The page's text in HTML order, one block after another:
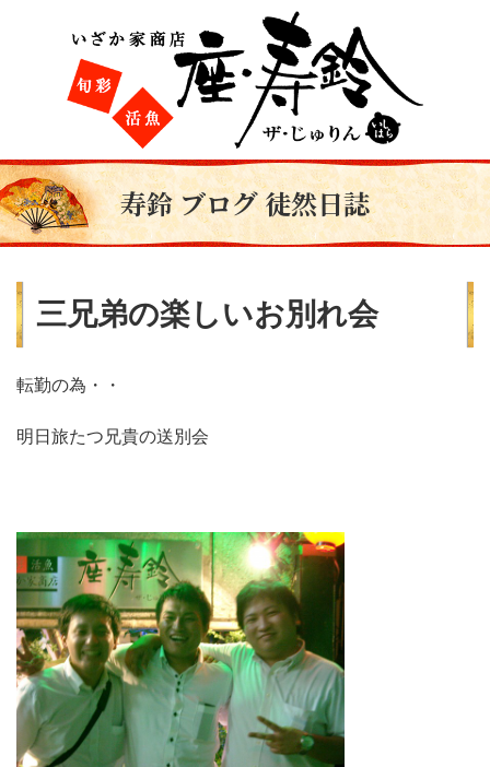
寿鈴 ブログ 徒然日誌
三兄弟の楽しいお別れ会
転勤の為・・
明日旅たつ兄貴の送別会